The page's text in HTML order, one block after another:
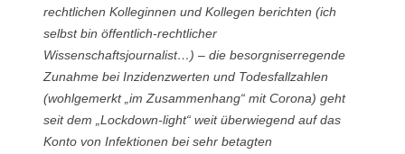
rechtlichen Kolleginnen und Kollegen berichten (ich
selbst bin öffentlich-rechtlicher
Wissenschaftsjournalist…) – die besorgniserregende
Zunahme bei Inzidenzwerten und Todesfallzahlen
(wohlgemerkt „im Zusammenhang“ mit Corona) geht
seit dem „Lockdown-light“ weit überwiegend auf das
Konto von Infektionen bei sehr betagten